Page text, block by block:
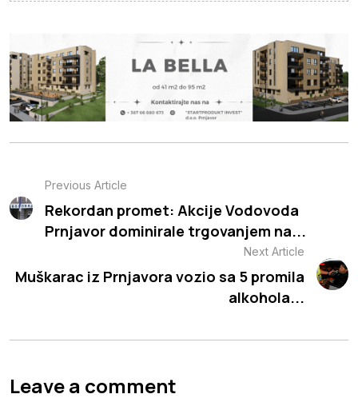
Previous Article
Rekordan promet: Akcije Vodovoda
Prnjavor dominirale trgovanjem na...
Next Article
Muškarac iz Prnjavora vozio sa 5 promila
alkohola...
Leave a comment